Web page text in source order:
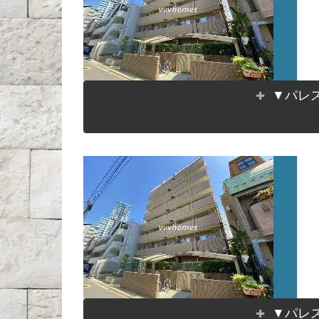
▼パレ
▼パレ